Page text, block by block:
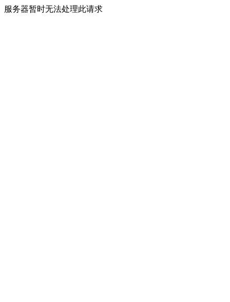
服务器暂时无法处理此请求